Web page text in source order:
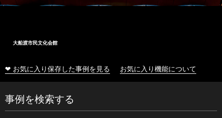
大船渡市民文化会館
❤ お気に入り保存した事例を見る お気に入り機能について
事例を検索する